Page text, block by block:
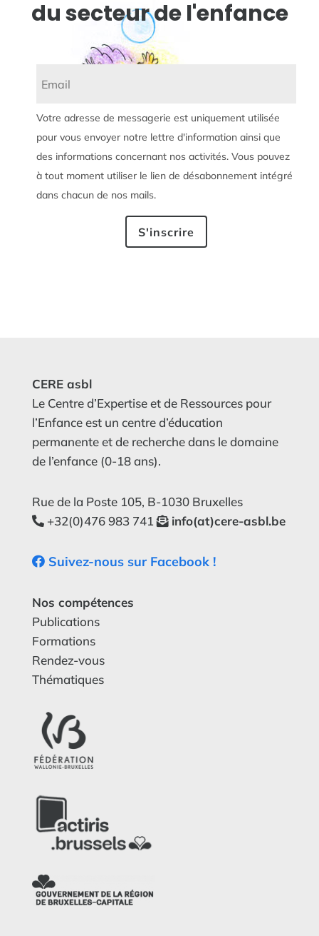
du secteur de l'enfance
Votre adresse de messagerie est uniquement utilisée
pour vous envoyer notre lettre d'information ainsi que
des informations concernant nos activités. Vous pouvez
à tout moment utiliser le lien de désabonnement intégré
dans chacun de nos mails.
CERE asbl
Le Centre d’Expertise et de Ressources pour
l’Enfance est un centre d’éducation
permanente et de recherche dans le domaine
de l’enfance (0-18 ans).
Rue de la Poste 105, B-1030 Bruxelles
+32(0)476 983 741
info(at)cere-asbl.be
Suivez-nous sur Facebook !
Nos compétences
Publications
Formations
Rendez-vous
Thématiques